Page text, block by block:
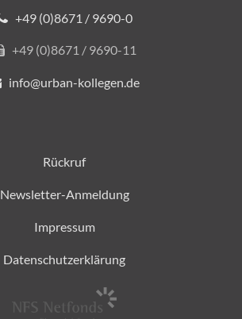
+49 (0)8671 / 9690-0
+49 (0)8671 / 9690-11
info@urban-kollegen.de
Rückruf
Newsletter-Anmeldung
Impressum
Datenschutzerklärung